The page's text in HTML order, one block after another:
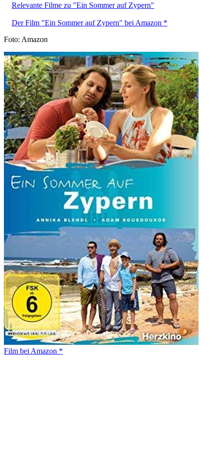
Relevante Filme zu "Ein Sommer auf Zypern"
Der Film "Ein Sommer auf Zypern" bei Amazon *
Foto: Amazon
Film bei Amazon *